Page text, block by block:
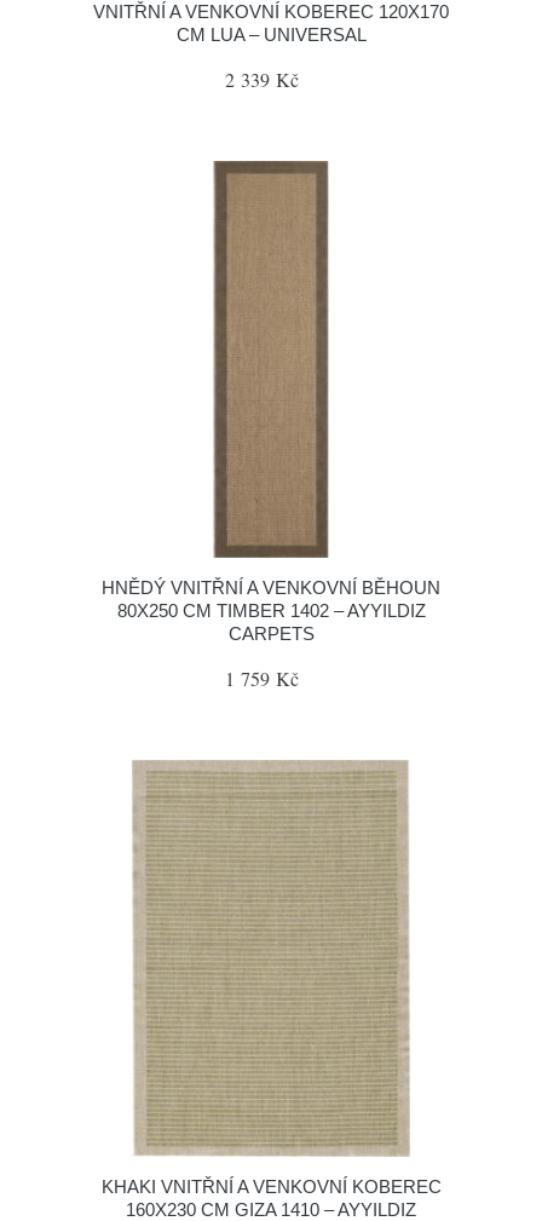
VNITŘNÍ A VENKOVNÍ KOBEREC 120X170
CM LUA – UNIVERSAL
2 339 Kč
HNĚDÝ VNITŘNÍ A VENKOVNÍ BĚHOUN
80X250 CM TIMBER 1402 – AYYILDIZ
CARPETS
1 759 Kč
KHAKI VNITŘNÍ A VENKOVNÍ KOBEREC
160X230 CM GIZA 1410 – AYYILDIZ